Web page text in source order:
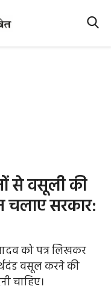
से वसूली की
चलाए सरकार:
को पत्र लिखकर
वसूल करने की
चाहिए।